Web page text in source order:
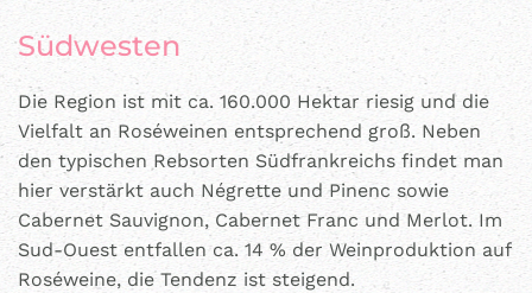
Südwesten
Die Region ist mit ca. 160.000 Hektar riesig und die
Vielfalt an Roséweinen entsprechend groß. Neben
den typischen Rebsorten Südfrankreichs findet man
hier verstärkt auch Négrette und Pinenc sowie
Cabernet Sauvignon, Cabernet Franc und Merlot. Im
Sud-Ouest entfallen ca. 14 % der Weinproduktion auf
Roséweine, die Tendenz ist steigend.